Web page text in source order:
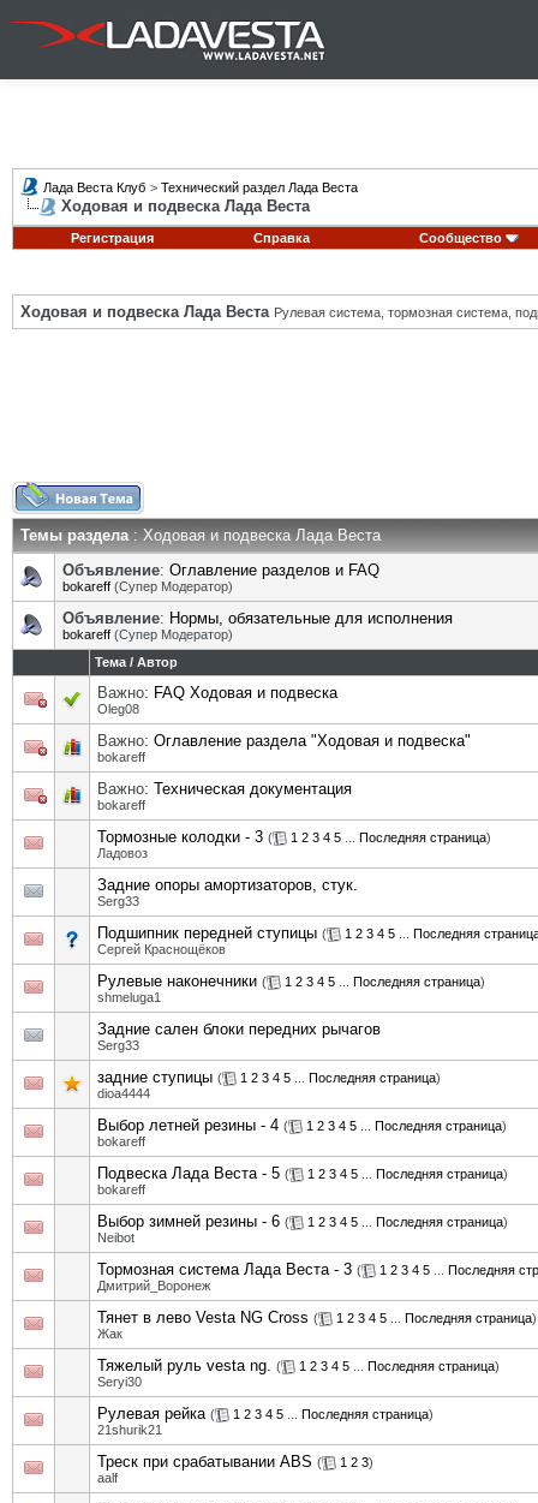
Лада Веста Клуб > Технический раздел Лада Веста
Ходовая и подвеска Лада Веста
Регистрация Справка Сообщество
Ходовая и подвеска Лада Веста Рулевая система, тормозная система,
Темы раздела: Ходовая и подвеска Лада Веста
Объявление: Оглавление разделов и FAQ
bokareff (Супер Модератор)
Объявление: Нормы, обязательные для исполнения
bokareff (Супер Модератор)
Тема / Автор
Важно: FAQ Ходовая и подвеска
Oleg08
Важно: Оглавление раздела "Ходовая и подвеска"
bokareff
Важно: Техническая документация
bokareff
Тормозные колодки - 3 ( 1 2 3 4 5 Последняя страница)
Ладовоз
Задние опоры амортизаторов, стук.
Serg33
Подшипник передней ступицы ( 1 2 3 4 5
Последняя
Сергей Краснощёков
Рулевые наконечники ( 1 2 3 4 5 Последняя страница)
shmeluga1
Задние сален блоки передних рычагов
Serg33
задние ступицы ( 1 2 3 4 5 Последняя страница)
dioa4444
Выбор летней резины - 4 ( 1 2 3 4 5 Последняя страница)
bokareff
Подвеска Лада Веста - 5 ( 1 2 3 4 5 Последняя страница)
bokareff
Выбор зимней резины - 6 ( 1 2 3 4 5 Последняя страница)
Neibot
Тормозная система Лада Веста - 3 ( 1 2 3 4 5
Последняя
Дмитрий_Воронеж
Тянет в лево Vesta NG Cross ( 1 2 3 4 5 Последняя страница)
Жак
Тяжелый руль vesta ng. ( 1 2 3 4 5 Последняя страница)
Seryi30
Рулевая рейка ( 1 2 3 4 5 Последняя страница)
21shurik21
Треск при срабатывании ABS ( 1 2 3)
aalf